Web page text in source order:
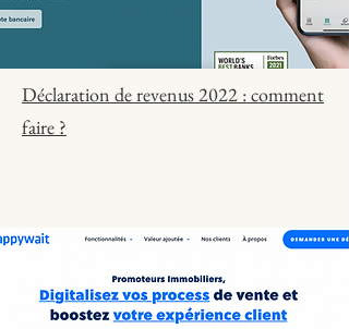
Déclaration de revenus 2022 : comment
faire ?